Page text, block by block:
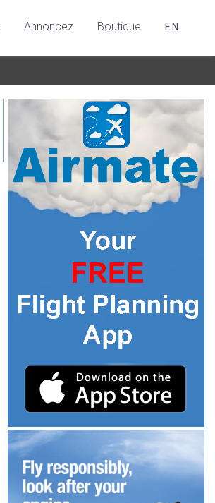
Annoncez Boutique EN